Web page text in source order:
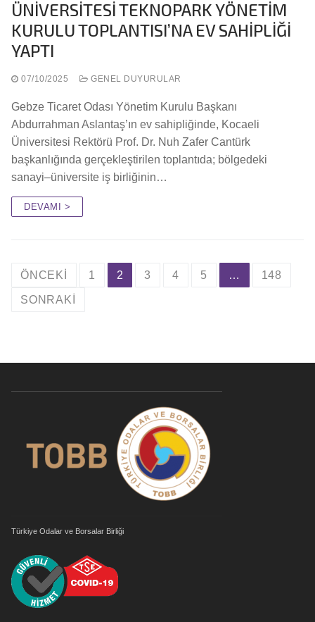
ÜNİVERSİTESİ TEKNOPARK YÖNETİM
KURULU TOPLANTISI’NA EV SAHİPLİĞİ
YAPTI
07/10/2025 GENEL DUYURULAR
Gebze Ticaret Odası Yönetim Kurulu Başkanı
Abdurrahman Aslantaş’ın ev sahipliğinde, Kocaeli
Üniversitesi Rektörü Prof. Dr. Nuh Zafer Cantürk
başkanlığında gerçekleştirilen toplantıda; bölgedeki
sanayi–üniversite iş birliğinin…
DEVAMI >
ÖNCEKI 1 2 3 4 5 … 148
SONRAKI
Türkiye Odalar ve Borsalar Birliği